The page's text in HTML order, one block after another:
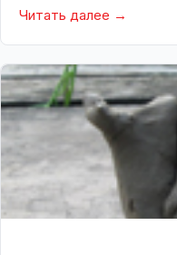
Читать далее